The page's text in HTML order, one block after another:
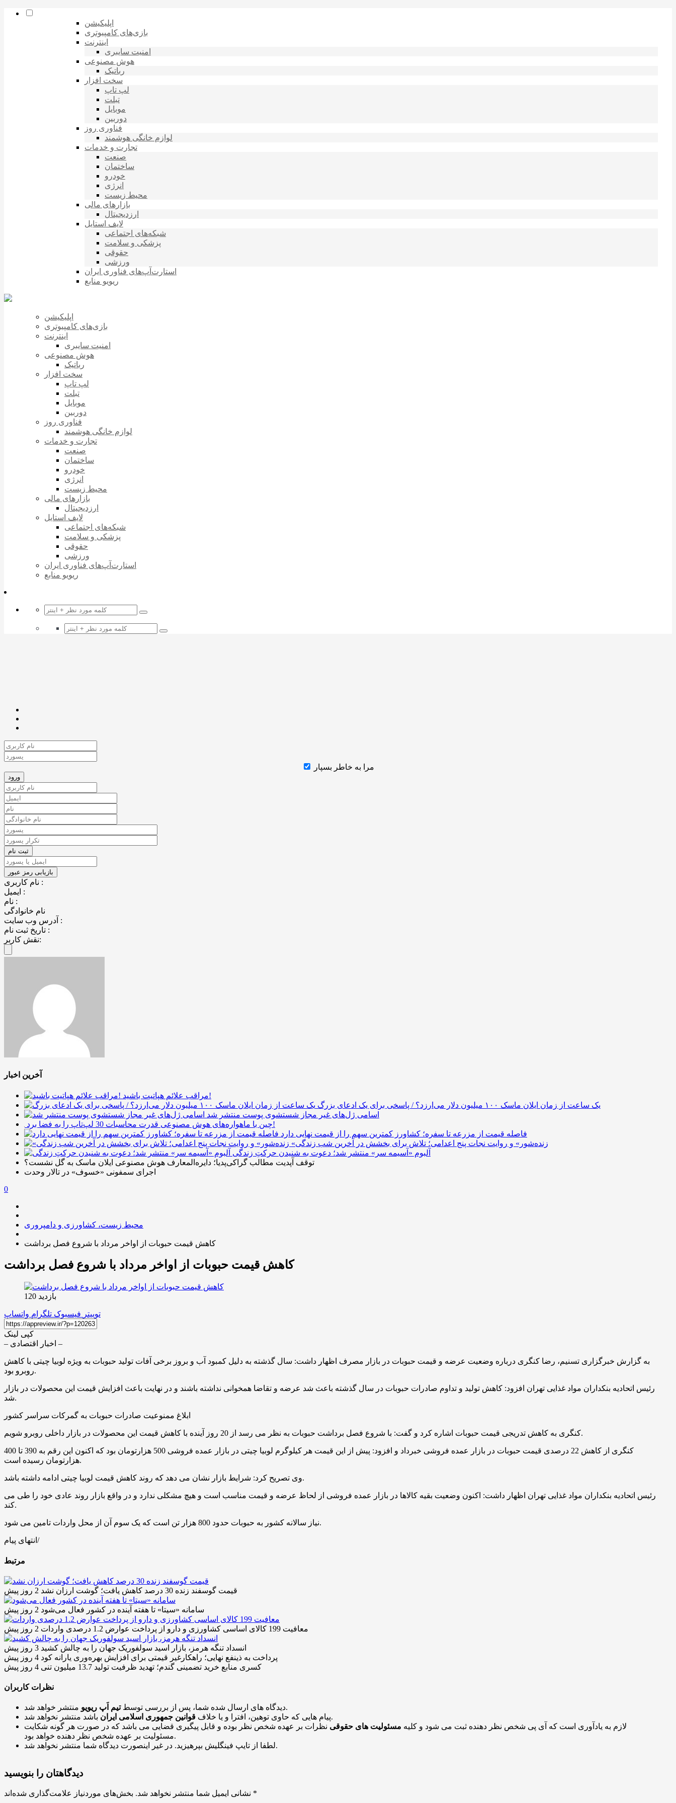
اپلیکیشن
بازی‌های کامپیوتری
اینترنت
امنیت سایبری
هوش مصنوعی
رباتیک
سخت افزار
لپ تاپ
تبلت
موبایل
دوربین
فناوری روز
لوازم خانگی هوشمند
تجارت و خدمات
صنعت
ساختمان
خودرو
انرژی
محیط زیست
بازارهای مالی
ارزدیجیتال
لایف استایل
شبکه‌های اجتماعی
پزشکی و سلامت
حقوقی
ورزشی
استارت‌آپ‌های فناوری ایران
ریویو منابع
اپلیکیشن
بازی‌های کامپیوتری
اینترنت
امنیت سایبری
هوش مصنوعی
رباتیک
سخت افزار
لپ تاپ
تبلت
موبایل
دوربین
فناوری روز
لوازم خانگی هوشمند
تجارت و خدمات
صنعت
ساختمان
خودرو
انرژی
محیط زیست
بازارهای مالی
ارزدیجیتال
لایف استایل
شبکه‌های اجتماعی
پزشکی و سلامت
حقوقی
ورزشی
استارت‌آپ‌های فناوری ایران
ریویو منابع
مرا به خاطر بسپار
نام کاربری :
ایمیل :
نام :
نام خانوادگی
آدرس وب سایت :
تاریخ ثبت نام :
نقش کاربر:
آخرین اخبار
مراقب علائم هپاتیت باشید!
یک ساعت از زمان ایلان ماسک ۱۰۰ میلیون دلار می‌ارزد؟ / پاسخی برای یک ادعای بزرگ
اسامی ژل‌های غیر مجاز شستشوی پوست منتشر شد
چین با ماهواره‌های هوش مصنوعی قدرت محاسبات 30 لپ‌تاپ را به فضا برد!
فاصله قیمت از مزرعه تا سفره؛ کشاورز کمترین سهم را از قیمت نهایی دارد
«زنده‌شور» و روایت نجات پنج اعدامی؛ تلاش برای بخشش در آخرین شب زندگی
آلبوم «آسیمه سر» منتشر شد؛ دعوت به شنیدن حرکتِ زندگی
توقف آپدیت مطالب گراکی‌پدیا؛ دایره‌المعارف هوش مصنوعی ایلان ماسک به گل نشست؟
اجرای سمفونی «خسوف» در تالار وحدت
0
محیط زیست، کشاورزی و دامپروری
کاهش قیمت حبوبات از اواخر مرداد با شروع فصل برداشت
کاهش قیمت حبوبات از اواخر مرداد با شروع فصل برداشت
بازدید 120
توییتر فیسبوک تلگرام واتساپ
کپی لینک
– اخبار اقتصادی –
به گزارش خبرگزاری تسنیم، رضا کنگری درباره وضعیت عرضه و قیمت حبوبات در بازار مصرف اظهار داشت: سال گذشته به دلیل کمبود آب و بروز برخی آفات تولید حبوبات به ویژه لوبیا چیتی با کاهش
روبرو بود.
رئیس اتحادیه بنکداران مواد غذایی تهران افزود: کاهش تولید و تداوم صادرات حبوبات در سال گذشته باعث شد عرضه و تقاضا همخوانی نداشته باشند و در نهایت باعث افزایش قیمت این محصولات در بازار
شد.
ابلاغ ممنوعیت صادرات حبوبات به گمرکات سراسر کشور
کنگری به کاهش تدریجی قیمت حبوبات اشاره کرد و گفت: با شروع فصل برداشت حبوبات به نظر می رسد از 20 روز آینده با کاهش قیمت این محصولات در بازار داخلی روبرو شویم.
کنگری از کاهش 22 درصدی قیمت حبوبات در بازار عمده فروشی خبرداد و افزود: پیش از این قیمت هر کیلوگرم لوبیا چیتی در بازار عمده فروشی 500 هزارتومان بود که اکنون این رقم به 390 تا 400
هزارتومان رسیده است.
وی تصریح کرد: شرایط بازار نشان می دهد که روند کاهش قیمت لوبیا چیتی ادامه داشته باشد.
رئیس اتحادیه بنکداران مواد غذایی تهران اظهار داشت: اکنون وضعیت بقیه کالاها در بازار عمده فروشی از لحاظ عرضه و قیمت مناسب است و هیچ مشکلی ندارد و در واقع بازار روند عادی خود را طی می
کند.
نیاز سالانه کشور به حبوبات حدود 800 هزار تن است که یک سوم آن از محل واردات تامین می شود.
انتهای پیام/
مرتبط
قیمت گوسفند زنده 30 درصد کاهش یافت؛ گوشت ارزان نشد 2 روز پیش
سامانه «سیتا» تا هفته آینده در کشور فعال می‌شود 2 روز پیش
معافیت 199 کالای اساسی کشاورزی و دارو از پرداخت عوارض 1.2 درصدی واردات 2 روز پیش
انسداد تنگه هرمز، بازار اسید سولفوریک جهان را به چالش کشید 3 روز پیش
پرداخت به ذینفع نهایی؛ راهکارغیر قیمتی برای افزایش بهره‌وری یارانه کود 4 روز پیش
کسری منابع خرید تضمینی گندم؛ تهدید ظرفیت تولید 13.7 میلیون تنی
4 روز پیش
نظرات کاربران
دیدگاه های ارسال شده شما، پس از بررسی توسطتیم اَپ ریویو
منتشر خواهد شد.
پیام هایی که حاوی توهین، افترا و یا خلاف قوانین جمهوری اسلامی ایران
باشد منتشر نخواهد شد.
لازم به یادآوری است که آی پی شخص نظر دهنده ثبت می شود و کلیه مسئولیت های حقوقی نظرات بر عهده شخص نظر بوده و قابل پیگیری قضایی می باشد که در صورت هر گونه شکایت
مسئولیت بر عهده شخص نظر دهنده خواهد بود.
لطفا از تایپ فینگلیش بپرهیزید. در غیر اینصورت دیدگاه شما منتشر نخواهد شد.
دیدگاهتان را بنویسید
نشانی ایمیل شما منتشر نخواهد شد. *